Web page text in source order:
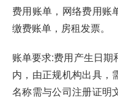
费用账单，网络费用账
缴费账单，房租发票。
账单要求:费用产生日
内，由正规机构出具，
名称需与公司注册证明